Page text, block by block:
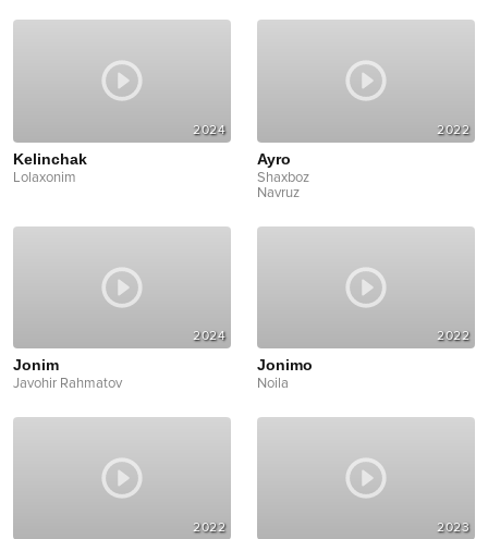
2024
Kelinchak
Lolaxonim
2022
Ayro
Shaxboz
Navruz
2024
Jonim
Javohir Rahmatov
2022
Jonimo
Noila
2022 2023